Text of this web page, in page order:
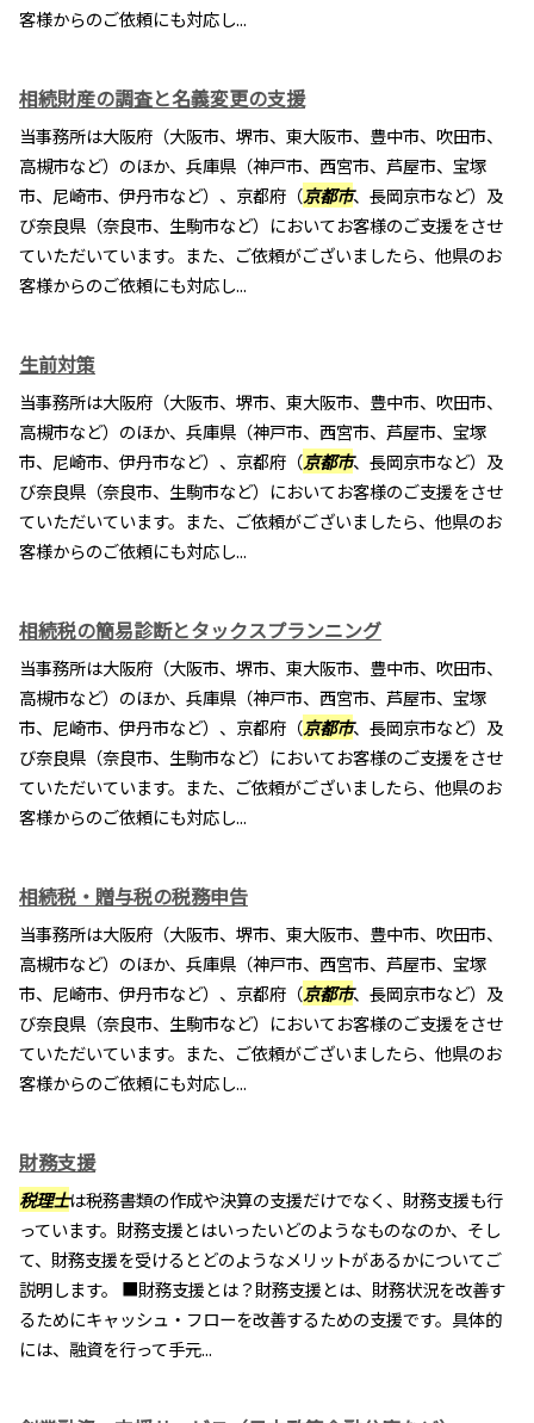
客様からのご依頼にも対応し...
相続財産の調査と名義変更の支援
当事務所は大阪府（大阪市、堺市、東大阪市、豊中市、吹田市、
高槻市など）のほか、兵庫県（神戸市、西宮市、芦屋市、宝塚
市、尼崎市、伊丹市など）、京都府（京都市、長岡京市など）及
び奈良県（奈良市、生駒市など）においてお客様のご支援をさせ
ていただいています。また、ご依頼がございましたら、他県のお
客様からのご依頼にも対応し...
生前対策
当事務所は大阪府（大阪市、堺市、東大阪市、豊中市、吹田市、
高槻市など）のほか、兵庫県（神戸市、西宮市、芦屋市、宝塚
市、尼崎市、伊丹市など）、京都府（京都市、長岡京市など）及
び奈良県（奈良市、生駒市など）においてお客様のご支援をさせ
ていただいています。また、ご依頼がございましたら、他県のお
客様からのご依頼にも対応し...
相続税の簡易診断とタックスプランニング
当事務所は大阪府（大阪市、堺市、東大阪市、豊中市、吹田市、
高槻市など）のほか、兵庫県（神戸市、西宮市、芦屋市、宝塚
市、尼崎市、伊丹市など）、京都府（京都市、長岡京市など）及
び奈良県（奈良市、生駒市など）においてお客様のご支援をさせ
ていただいています。また、ご依頼がございましたら、他県のお
客様からのご依頼にも対応し...
相続税・贈与税の税務申告
当事務所は大阪府（大阪市、堺市、東大阪市、豊中市、吹田市、
高槻市など）のほか、兵庫県（神戸市、西宮市、芦屋市、宝塚
市、尼崎市、伊丹市など）、京都府（京都市、長岡京市など）及
び奈良県（奈良市、生駒市など）においてお客様のご支援をさせ
ていただいています。また、ご依頼がございましたら、他県のお
客様からのご依頼にも対応し...
財務支援
税理士は税務書類の作成や決算の支援だけでなく、財務支援も行
っています。財務支援とはいったいどのようなものなのか、そし
て、財務支援を受けるとどのようなメリットがあるかについてご
説明します。 ■財務支援とは？財務支援とは、財務状況を改善す
るためにキャッシュ・フローを改善するための支援です。具体的
には、融資を行って手元...